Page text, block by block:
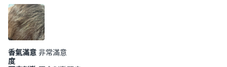
香氣滿意
度
非常滿意